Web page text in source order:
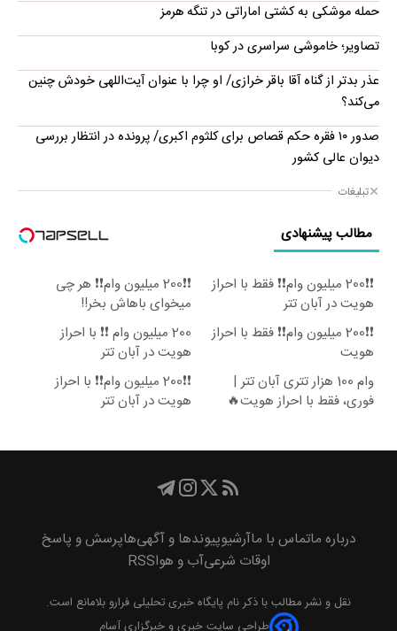
حمله موشکی به کشتی اماراتی در تنگه هرمز
تصاویر؛ خاموشی سراسری در کوبا
عذر بدتر از گناه آقا باقر خرازی/ او چرا با عنوان آیت‌اللهی خودش چنین
می‌کند؟
صدور ۱۰ فقره حکم قصاص برای کلثوم اکبری/ پرونده در انتظار بررسی
دیوان عالی کشور
تبلیغات
مطالب پیشنهادی
❗❗200 میلیون وام❗❗ فقط با احراز
هویت در آبان تتر
❗❗200 میلیون وام❗❗ هر چی
میخوای باهاش بخر!!
❗❗200 میلیون وام❗❗ فقط با احراز
هویت
200 میلیون وام ❗❗ با احراز
هویت در آبان تتر
وام 100 هزار تتری آبان تتر |
فوری، فقط با احراز هویت🔥
❗❗200 میلیون وام❗❗ با احراز
هویت در آبان تتر
درباره ماتماس با ماآرشیوپیوند‌ها و آگهی‌هاپرسش و پاسخ
اوقات شرعیآب و هواRSS
نقل و نشر مطالب با ذکر نام پايگاه خبری تحليلی فرارو بلامانع است.
طراحی سایت خبری و خبرگزاری آسام